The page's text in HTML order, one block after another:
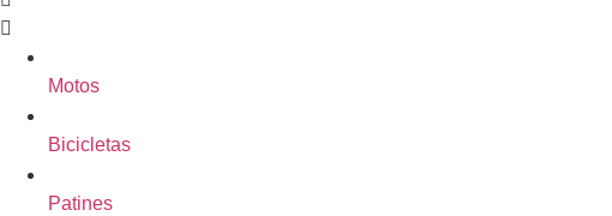
Motos
Bicicletas
Patines